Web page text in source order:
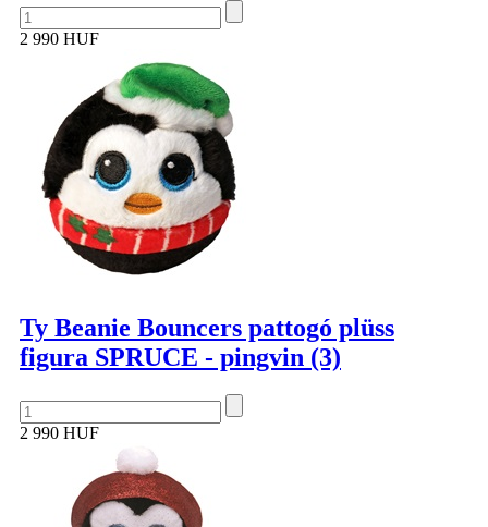
2 990 HUF
Ty Beanie Bouncers pattogó plüss
figura SPRUCE - pingvin (3)
2 990 HUF